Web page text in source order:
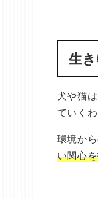
生
犬や猫
ていく
環境か
い関心